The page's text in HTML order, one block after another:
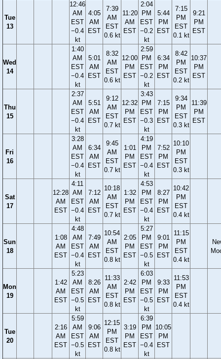
Tue
13
12:46
AM
EST
−0.4
kt
4:05
AM
EST
7:39
AM
EST
0.6 kt
11:20
AM
EST
2:04
PM
EST
−0.2
kt
5:44
PM
EST
7:15
PM
EST
0.1 kt
9:21
PM
EST
Wed
14
1:40
AM
EST
−0.4
kt
5:01
AM
EST
8:32
AM
EST
0.6 kt
12:00
PM
EST
2:59
PM
EST
−0.2
kt
6:34
PM
EST
8:42
PM
EST
0.2 kt
10:37
PM
EST
Thu
15
2:37
AM
EST
−0.4
kt
5:51
AM
EST
9:12
AM
EST
0.7 kt
12:32
PM
EST
3:43
PM
EST
−0.3
kt
7:15
PM
EST
9:34
PM
EST
0.3 kt
11:39
PM
EST
Fri
16
3:28
AM
EST
−0.4
kt
6:34
AM
EST
9:45
AM
EST
0.7 kt
1:01
PM
EST
4:19
PM
EST
−0.4
kt
7:52
PM
EST
10:10
PM
EST
0.3 kt
Sat
17
12:28
AM
EST
4:11
AM
EST
−0.4
kt
7:12
AM
EST
10:18
AM
EST
0.7 kt
1:32
PM
EST
4:53
PM
EST
−0.4
kt
8:27
PM
EST
10:42
PM
EST
0.4 kt
Sun
18
1:08
AM
EST
4:48
AM
EST
−0.4
kt
7:49
AM
EST
10:54
AM
EST
0.8 kt
2:05
PM
EST
5:27
PM
EST
−0.5
kt
9:01
PM
EST
11:15
PM
EST
0.4 kt
Mon
19
1:42
AM
EST
5:23
AM
EST
−0.5
kt
8:26
AM
EST
11:33
AM
EST
0.8 kt
2:42
PM
EST
6:03
PM
EST
−0.5
kt
9:33
PM
EST
11:53
PM
EST
0.4 kt
Tue
20
2:16
AM
EST
5:59
AM
EST
−0.5
kt
9:06
AM
EST
12:15
PM
EST
0.8 kt
3:19
PM
EST
6:39
PM
EST
−0.4
kt
10:05
PM
EST